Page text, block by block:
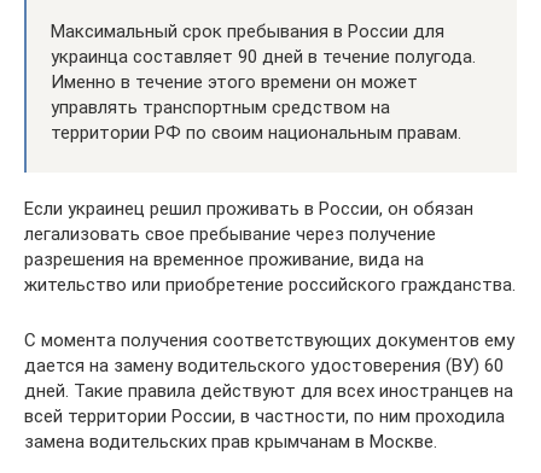
Максимальный срок пребывания в России для
украинца составляет 90 дней в течение полугода.
Именно в течение этого времени он может
управлять транспортным средством на
территории РФ по своим национальным правам.
Если украинец решил проживать в России, он обязан
легализовать свое пребывание через получение
разрешения на временное проживание, вида на
жительство или приобретение российского гражданства.
С момента получения соответствующих документов ему
дается на замену водительского удостоверения (ВУ) 60
дней. Такие правила действуют для всех иностранцев на
всей территории России, в частности, по ним проходила
замена водительских прав крымчанам в Москве.